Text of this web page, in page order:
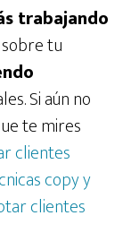
trabajando
tu
Si aún no
te mires
clientes
copy y
clientes